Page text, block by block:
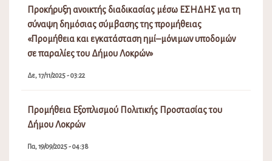
Προκήρυξη ανοικτής διαδικασίας μέσω ΕΣΗΔΗΣ για τη
σύναψη δημόσιας σύμβασης της προμήθειας
«Προμήθεια και εγκατάσταση ημί–μόνιμων υποδομών
σε παραλίες του Δήμου Λοκρών»
Δε, 17/11/2025 - 03:22
Προμήθεια Εξοπλισμού Πολιτικής Προστασίας του
Δήμου Λοκρών
Πα, 19/09/2025 - 04:38